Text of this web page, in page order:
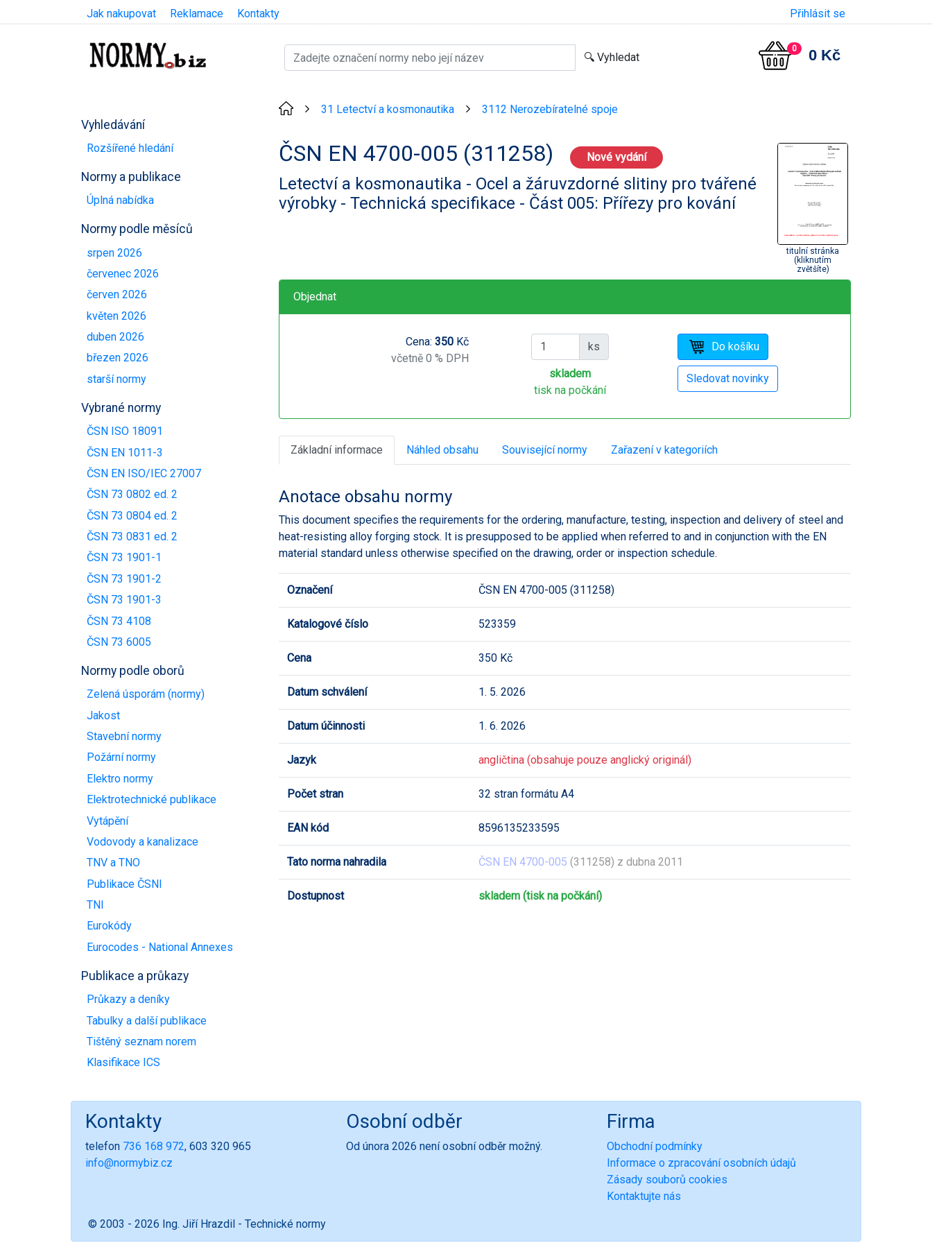
Jak nakupovat Reklamace Kontakty Přihlásit se
0 0 Kč
Vyhledávání
Rozšířené hledání
Normy a publikace
Úplná nabídka
Normy podle měsíců
srpen 2026
červenec 2026
červen 2026
květen 2026
duben 2026
březen 2026
starší normy
Vybrané normy
ČSN ISO 18091
ČSN EN 1011-3
ČSN EN ISO/IEC 27007
ČSN 73 0802 ed. 2
ČSN 73 0804 ed. 2
ČSN 73 0831 ed. 2
ČSN 73 1901-1
ČSN 73 1901-2
ČSN 73 1901-3
ČSN 73 4108
ČSN 73 6005
Normy podle oborů
Zelená úsporám (normy)
Jakost
Stavební normy
Požární normy
Elektro normy
Elektrotechnické publikace
Vytápění
Vodovody a kanalizace
TNV a TNO
Publikace ČSNI
TNI
Eurokódy
Eurocodes - National Annexes
Publikace a průkazy
Průkazy a deníky
Tabulky a další publikace
Tištěný seznam norem
Klasifikace ICS
31 Letectví a kosmonautika 3112 Nerozebíratelné spoje
ČSN EN 4700-005 (311258) Nové vydání
Letectví a kosmonautika - Ocel a žáruvzdorné slitiny pro tvářené
výrobky - Technická specifikace - Část 005: Přířezy pro kování
titulní stránka
(kliknutím
zvětšíte)
Objednat
Cena: 350Kč
včetně 0 % DPH
ks
skladem
tisk na počkání
Základní informace Náhled obsahu Související normy Zařazení v kategoriích
Anotace obsahu normy
This document specifies the requirements for the ordering, manufacture, testing, inspection and delivery of steel and
heat-resisting alloy forging stock. It is presupposed to be applied when referred to and in conjunction with the EN
material standard unless otherwise specified on the drawing, order or inspection schedule.
Označení ČSN EN 4700-005 (311258)
Katalogové číslo 523359
Cena 350 Kč
Datum schválení 1. 5. 2026
Datum účinnosti 1. 6. 2026
Jazyk angličtina (obsahuje pouze anglický originál)
Počet stran 32 stran formátu A4
EAN kód 8596135233595
Tato norma nahradila ČSN EN 4700-005 (311258) z dubna 2011
Dostupnost skladem (tisk na počkání)
Kontakty
telefon 736 168 972, 603 320 965
info@normybiz.cz
Osobní odběr
Od února 2026 není osobní odběr možný.
Firma
Obchodní podmínky
Informace o zpracování osobních údajů
Zásady souborů cookies
Kontaktujte nás
© 2003 - 2026 Ing. Jiří Hrazdil - Technické normy